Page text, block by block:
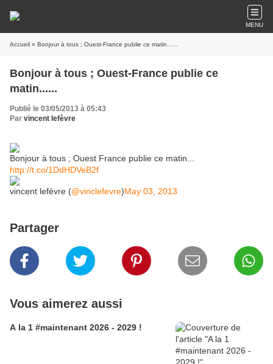
MENU
Accueil » Bonjour à tous ; Ouest-France publie ce matin......
Bonjour à tous ; Ouest-France publie ce
matin......
Publié le 03/05/2013 à 05:43
Par vincent lefèvre
Bonjour à tous ; Ouest France publie ce matin...
http://t.co/1DdHDVeB2f
vincent lefèvre (@vinclefevre)May 03, 2013
Partager
Vous aimerez aussi
A la 1 #maintenant 2026 - 2029 !